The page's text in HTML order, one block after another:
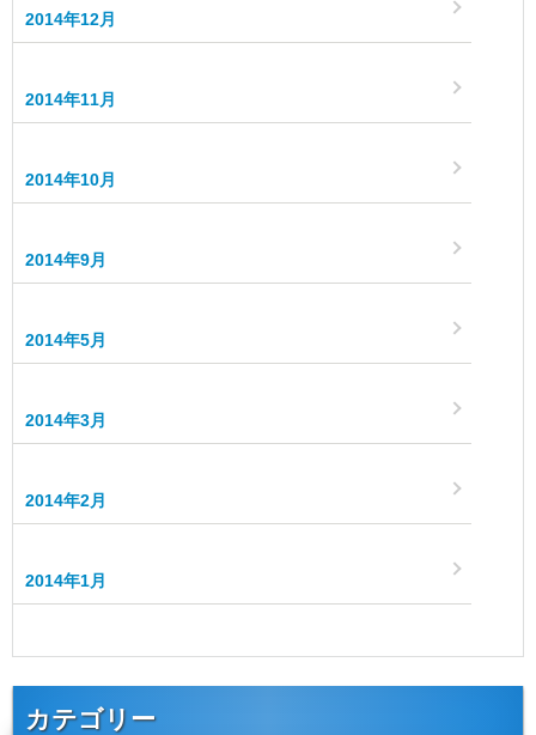
2014年12月
2014年11月
2014年10月
2014年9月
2014年5月
2014年3月
2014年2月
2014年1月
カテゴリー